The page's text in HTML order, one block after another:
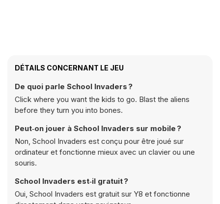
DÉTAILS CONCERNANT LE JEU
De quoi parle School Invaders ?
Click where you want the kids to go. Blast the aliens
before they turn you into bones.
Peut‑on jouer à School Invaders sur mobile ?
Non, School Invaders est conçu pour être joué sur
ordinateur et fonctionne mieux avec un clavier ou une
souris.
School Invaders est‑il gratuit ?
Oui, School Invaders est gratuit sur Y8 et fonctionne